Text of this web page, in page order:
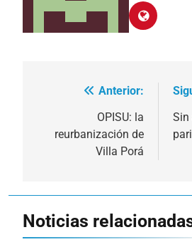
Navegación
entradas
Anterior:
OPISU: la
reurbanización de
Villa Porá
Sin
Noticias